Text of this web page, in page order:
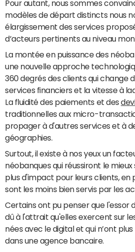
Pour autant, nous sommes
modèles de départ distincts nous
élargissement des services
d’acteurs pertinents au niveau
La montée en puissance des
une nouvelle approche
360 degrés des clients qui change
services financiers et la vitesse à
La fluidité des paiements et des
traditionnelles aux micro-
propager à d'autres services et à
géographies.
Surtout, il existe à nos yeux un
néobanques qui réussiront le
plus d'impact pour leurs clients, en
sont les moins bien servis par les
Certains ont pu penser que l'essor
dû à l'attrait qu'elles exercent sur
nées avec le digital et qui n’ont
dans une agence bancaire.